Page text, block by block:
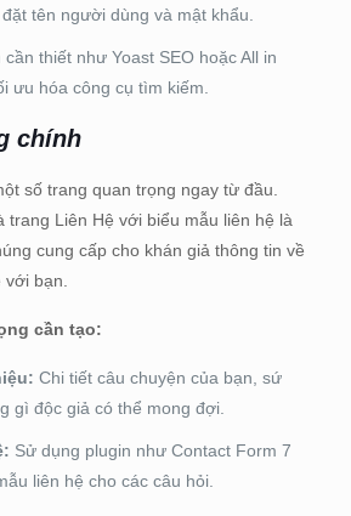
tên người dùng và mật khẩu.
thiết như Yoast SEO hoặc All in
ưu hóa công cụ tìm kiếm.
chính
số trang quan trọng ngay từ đầu.
trang Liên Hệ với biểu mẫu liên hệ là
cung cấp cho khán giả thông tin về
bạn.
cần tạo:
Chi tiết câu chuyện của bạn, sứ
gì độc giả có thể mong đợi.
Sử dụng plugin như Contact Form 7
liên hệ cho các câu hỏi.